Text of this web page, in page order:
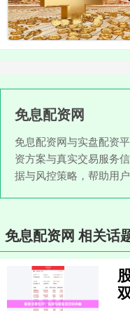
免息配资网
免息配资网与实盘配资
资方案与真实交易服务
据与风控策略，帮助用户
免息配资网 相关话